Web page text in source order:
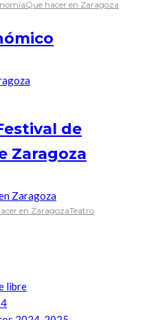
Que hacer en Zaragoza
de
Zaragoza
en ZaragozaTeatro